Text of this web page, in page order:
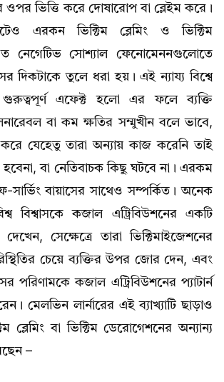
ওপর ভিত্তি করে দোষারোপ বা ব্লেইম করে।
এরকন ভিক্টিম ব্লেমিং ও ভিক্টিম
নেগেটিভ সোশ্যাল ফেনোমেননগুলোতে
দিকটাকে তুলে ধরা হয়। এই ন্যায্য বিশ্বে
গুরুত্বপূর্ণ এফেক্ট হলো এর ফলে ব্যক্তি
বা কম ক্ষতির সম্মুখীন বলে ভাবে,
যেহেতু তারা অন্যায় কাজ করেনি তাই
বা নেতিবাচক কিছু ঘটবে না। এরকম
সার্ভিং বায়াসের সাথেও সম্পর্কিত। অনেক
বিশ্বাসকে কজাল এট্রিবিউশনের একটি
সেক্ষেত্রে তারা ভিক্টিমাইজেশনের
চেয়ে ব্যক্তির উপর জোর দেন, এবং
পরিণামকে কজাল এট্রিবিউশনের প্যাটার্ন
মেলভিন লার্নারের এই ব্যাখ্যাটি ছাড়াও
ব্লেমিং বা ভিক্টিম ডেরোগেশনের অন্যান্য
–